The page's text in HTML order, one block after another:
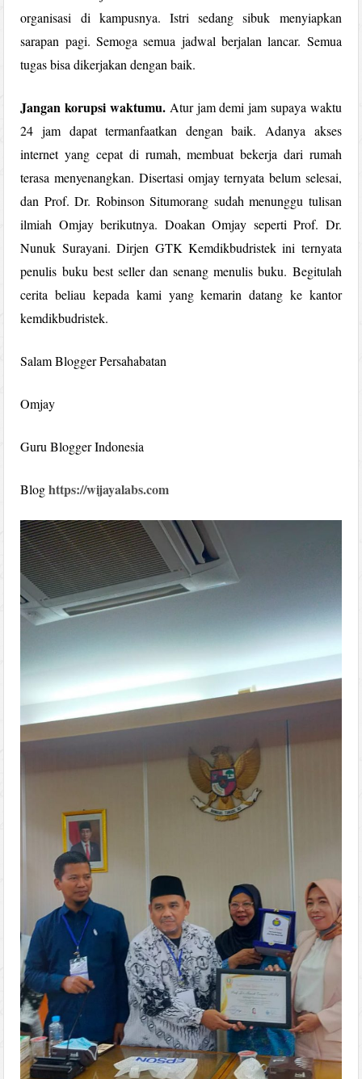
organisasi di kampusnya. Istri sedang sibuk menyiapkan
sarapan pagi. Semoga semua jadwal berjalan lancar. Semua
tugas bisa dikerjakan dengan baik.
Jangan korupsi waktumu. Atur jam demi jam supaya waktu
24 jam dapat termanfaatkan dengan baik. Adanya akses
internet yang cepat di rumah, membuat bekerja dari rumah
terasa menyenangkan. Disertasi omjay ternyata belum selesai,
dan Prof. Dr. Robinson Situmorang sudah menunggu tulisan
ilmiah Omjay berikutnya. Doakan Omjay seperti Prof. Dr.
Nunuk Surayani. Dirjen GTK Kemdikbudristek ini ternyata
penulis buku best seller dan senang menulis buku. Begitulah
cerita beliau kepada kami yang kemarin datang ke kantor
kemdikbudristek.
Salam Blogger Persahabatan
Omjay
Guru Blogger Indonesia
Bloghttps://wijayalabs.com